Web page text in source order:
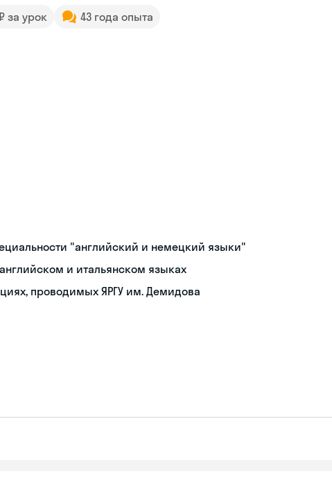
за урок 43 года опыта
"английский и немецкий языки"
и итальянском языках
проводимых ЯРГУ им. Демидова